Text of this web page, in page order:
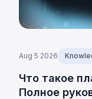
Aug 5 2026
Что такое
Полное